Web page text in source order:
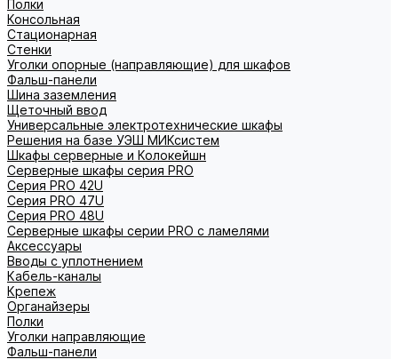
Полки
Консольная
Стационарная
Стенки
Уголки опорные (направляющие) для шкафов
Фальш-панели
Шина заземления
Щеточный ввод
Универсальные электротехнические шкафы
Решения на базе УЭШ МИКсистем
Шкафы серверные и Колокейшн
Серверные шкафы серия PRO
Серия PRO 42U
Серия PRO 47U
Серия PRO 48U
Серверные шкафы серии PRO с ламелями
Аксессуары
Вводы с уплотнением
Кабель-каналы
Крепеж
Органайзеры
Полки
Уголки направляющие
Фальш-панели